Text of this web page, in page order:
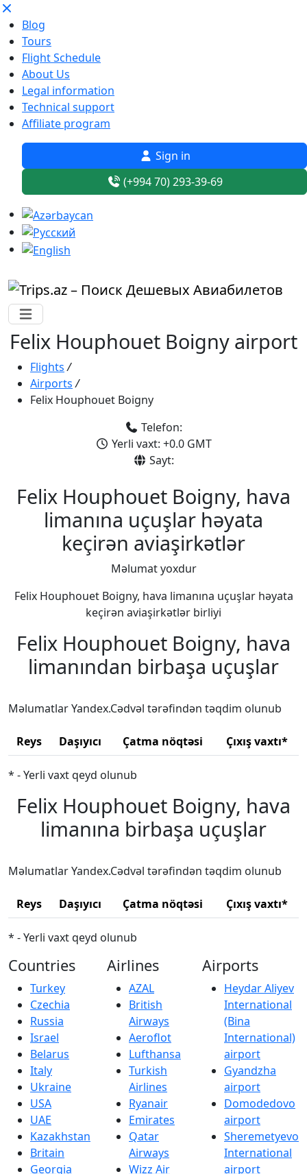
Blog
Tours
Flight Schedule
About Us
Legal information
Technical support
Affiliate program
Sign in
(+994 70) 293-39-69
Felix Houphouet Boigny airport
Flights /
Airports /
Felix Houphouet Boigny
Telefon:
Yerli vaxt: +0.0 GMT
Sayt:
Felix Houphouet Boigny, hava
limanına uçuşlar həyata
keçirən aviaşirkətlər
Məlumat yoxdur
Felix Houphouet Boigny, hava limanına uçuşlar həyata
keçirən aviaşirkətlər birliyi
Felix Houphouet Boigny, hava
limanından birbaşa uçuşlar
Məlumatlar Yandex.Cədvəl tərəfindən təqdim olunub
Reys Daşıyıcı Çatma nöqtəsi Çıxış vaxtı*
* - Yerli vaxt qeyd olunub
Felix Houphouet Boigny, hava
limanına birbaşa uçuşlar
Məlumatlar Yandex.Cədvəl tərəfindən təqdim olunub
Reys Daşıyıcı Çatma nöqtəsi Çıxış vaxtı*
* - Yerli vaxt qeyd olunub
Countries
Turkey
Czechia
Russia
Israel
Belarus
Italy
Ukraine
USA
UAE
Kazakhstan
Britain
Georgia
Airlines
AZAL
British
Airways
Aeroflot
Lufthansa
Turkish
Airlines
Ryanair
Emirates
Qatar
Airways
Wizz Air
Airports
Heydar Aliyev
International
(Bina
International)
airport
Gyandzha
airport
Domodedovo
airport
Sheremetyevo
International
airport